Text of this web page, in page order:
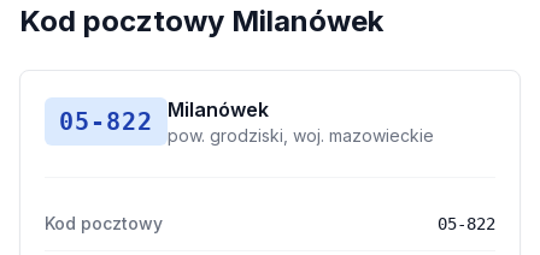
Kod pocztowy Milanówek
05-822 Milanówek
pow. grodziski, woj. mazowieckie
Kod pocztowy 05-822